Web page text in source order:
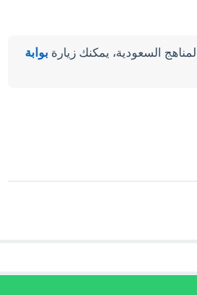
السعودية، يمكنك زيارة بوابة